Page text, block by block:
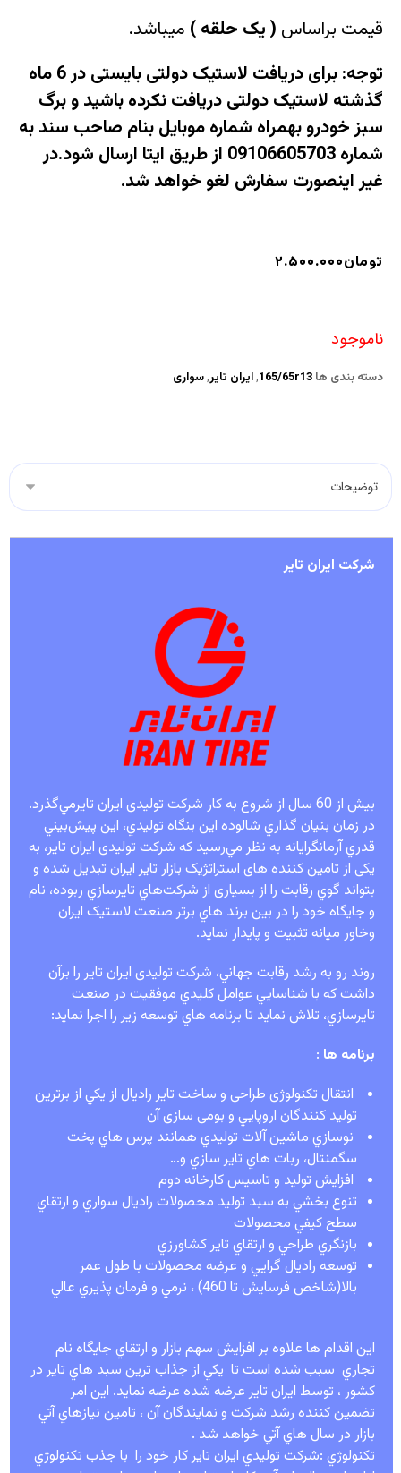
قیمت براساس (یک حلقه) میباشد.
توجه: برای دریافت لاستیک دولتی بایستی در 6 ماه
گذشته لاستیک دولتی دریافت نکرده باشید و برگ
سبز خودرو بهمراه شماره موبایل بنام صاحب سند به
شماره 09106605703 از طریق ایتا ارسال شود.در
غیر اینصورت سفارش لغو خواهد شد.
تومان۲.۵۰۰.۰۰۰
ناموجود
دسته بندی ها 165/65r13
,ایران تایر,سواری
شرکت ایران تایر
بيش از 60 سال از شروع به كار شرکت تولیدی ایران تایرمي‌گذرد.
در زمان بنيان گذاري شالوده اين بنگاه توليدي، اين پيش‌بيني
قدري آرمانگرايانه به نظر مي‌رسيد كه شرکت تولیدی ایران تایر، به
یکی از تامین کننده های استراتژیک بازار تایر ایران تبدیل شده و
بتواند گوي رقابت را از بسیاری از شركت‌هاي تايرسازي ربوده، نام
و جایگاه خود را در بین برند هاي برتر صنعت لاستیک ایران
وخاور میانه تثبيت و پايدار نمايد.
روند رو به رشد رقابت جهاني، شرکت تولیدی ایران تایر را برآن
داشت كه با شناسايي عوامل كليدي موفقيت در صنعت
تايرسازي، تلاش نمايد تا برنامه هاي توسعه زير را اجرا نمايد:
برنامه ها :
انتقال تکنولوژی طراحی و ساخت تایر راديال از يكي از برترين
توليد كنندگان اروپايي و بومی سازی آن
نوسازي ماشين آلات توليدي همانند پرس هاي پخت
سگمنتال، ربات هاي تاير سازي و…
افزایش تولید و تاسیس کارخانه دوم
تنوع بخشي به سبد توليد محصولات راديال سواري و ارتقاي
سطح كيفي محصولات
بازنگري طراحي و ارتقاي تاير كشاورزي
توسعه راديال گرايي و عرضه محصولات با طول عمر
بالا(شاخص فرسايش تا 460) ، نرمي و فرمان پذيري عالي
اين اقدام ها علاوه بر افزايش سهم بازار و ارتقاي جايگاه نام
تجاري سبب شده است تا يكي از جذاب ترين سبد هاي تاير در
كشور ، توسط ايران تاير عرضه شده عرضه نمايد. اين امر
تضمين كننده رشد شركت و نمايندگان آن ، تامين نيازهاي آتي
بازار در سال هاي آتي خواهد شد .
تكنولوژي :شركت توليدي ايران تاير كار خود را با جذب تكنولوژي